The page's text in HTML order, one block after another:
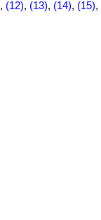
, (12), (13), (14), (15),